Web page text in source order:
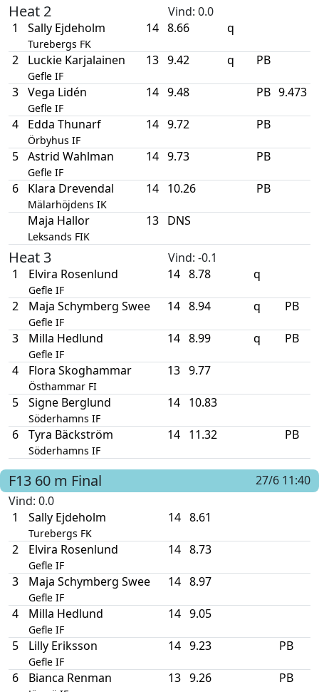
Heat 2 Vind: 0.0
1
Sally Ejdeholm
Turebergs FK
14 8.66 q
2 Luckie Karjalainen
Gefle IF
13 9.42 q PB
3 Vega Lidén
Gefle IF
14 9.48 PB 9.473
4 Edda Thunarf
Örbyhus IF
14 9.72 PB
5 Astrid Wahlman
Gefle IF
14 9.73 PB
6 Klara Drevendal
Mälarhöjdens IK
14 10.26 PB
Maja Hallor
Leksands FIK
13 DNS
Heat 3 Vind: -0.1
1
Elvira Rosenlund
Gefle IF
14 8.78 q
2 Maja Schymberg Swee
Gefle IF
14 8.94 q PB
3 Milla Hedlund
Gefle IF
14 8.99 q PB
4 Flora Skoghammar
Östhammar FI
13 9.77
5 Signe Berglund
Söderhamns IF
14 10.83
6 Tyra Bäckström
Söderhamns IF
14 11.32 PB
F13 60 m Final
27/6 11:40
Vind: 0.0
1
Sally Ejdeholm
Turebergs FK
14 8.61
2 Elvira Rosenlund
Gefle IF
14 8.73
3 Maja Schymberg Swee
Gefle IF
14 8.97
4 Milla Hedlund
Gefle IF
14 9.05
5 Lilly Eriksson
Gefle IF
14 9.23 PB
6 Bianca Renman 13 9.26 PB